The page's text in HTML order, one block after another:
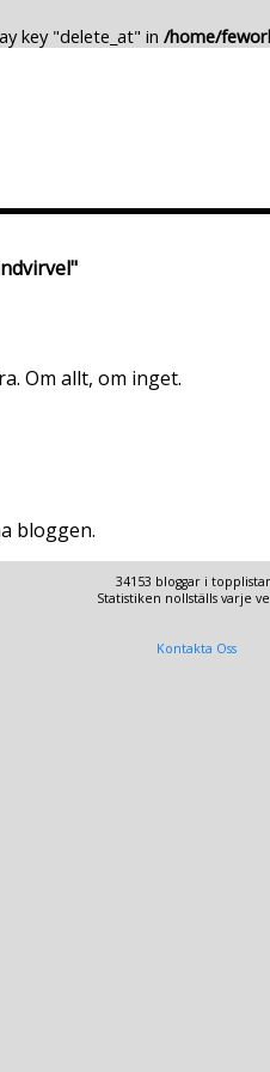
key "delete_at" in /home/
Om allt, om inget.
bloggen.
34153 bloggar i
Statistiken nollställs varje
Kontakta Oss